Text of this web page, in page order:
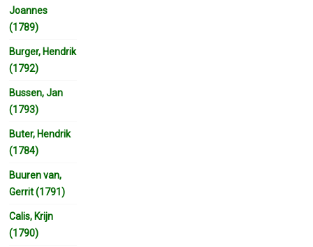
Joannes
(1789)
Burger, Hendrik
(1792)
Bussen, Jan
(1793)
Buter, Hendrik
(1784)
Buuren van,
Gerrit (1791)
Calis, Krijn
(1790)